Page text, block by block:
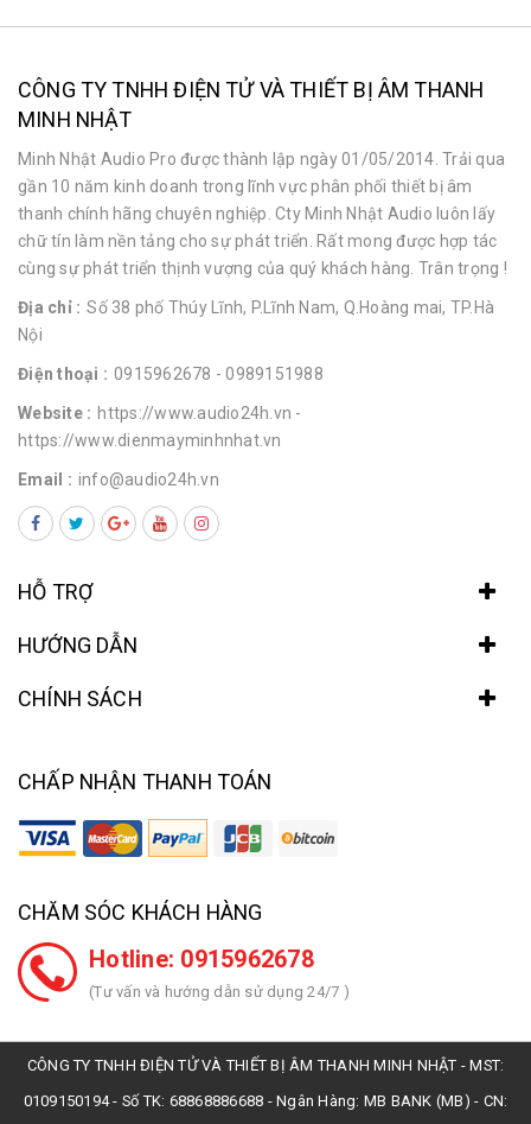
CÔNG TY TNHH ĐIỆN TỬ VÀ THIẾT BỊ ÂM THANH
MINH NHẬT
Minh Nhật Audio Pro được thành lập ngày 01/05/2014. Trải qua
gần 10 năm kinh doanh trong lĩnh vực phân phối thiết bị âm
thanh chính hãng chuyên nghiệp. Cty Minh Nhật Audio luôn lấy
chữ tín làm nền tảng cho sự phát triển. Rất mong được hợp tác
cùng sự phát triển thịnh vượng của quý khách hàng. Trân trọng !
Địa chỉ : Số 38 phố Thúy Lĩnh, P.Lĩnh Nam, Q.Hoàng mai, TP.Hà
Nội
Điện thoại : 0915962678 - 0989151988
Website : https://www.audio24h.vn -
https://www.dienmayminhnhat.vn
Email : info@audio24h.vn
HỖ TRỢ
HƯỚNG DẪN
CHÍNH SÁCH
CHẤP NHẬN THANH TOÁN
CHĂM SÓC KHÁCH HÀNG
Hotline: 0915962678
(Tư vấn và hướng dẫn sử dụng 24/7 )
CÔNG TY TNHH ĐIỆN TỬ VÀ THIẾT BỊ ÂM THANH MINH NHẬT - MST:
0109150194 - Số TK: 68868886688 - Ngân Hàng: MB BANK (MB) - CN: